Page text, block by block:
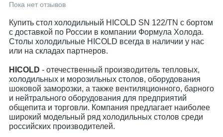
Пока нет отзывов
Купить стол холодильный HICOLD SN 122/TN с бортом
с доставкой по России в компании Формула Холода.
Столы холодильные HICOLD всегда в наличии у нас
или на складах партнеров.
HICOLD - отечественный производитель тепловых,
холодильных и морозильных столов, оборудования
шоковой заморозки, а также вентиляционного, барного
и нейтрального оборудования для предприятий
общепита и торговли. Компания предлагает наиболее
широкий модельный ряд холодильных столов среди
российских производителей.